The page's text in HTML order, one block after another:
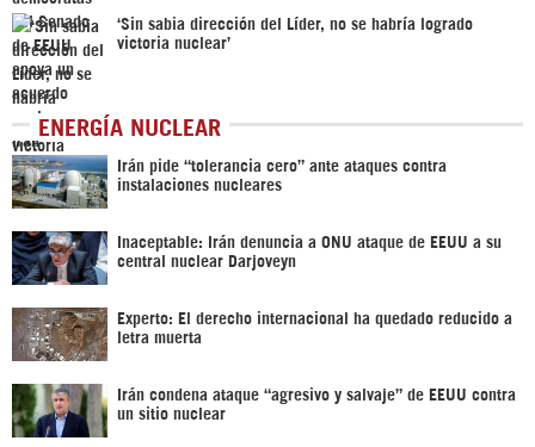
‘Sin sabia dirección del Líder, no se habría logrado
victoria nuclear’
ENERGÍA NUCLEAR
Irán pide “tolerancia cero” ante ataques contra
instalaciones nucleares
Inaceptable: Irán denuncia a ONU ataque de EEUU a su
central nuclear Darjoveyn
Experto: El derecho internacional ha quedado reducido a
letra muerta
Irán condena ataque “agresivo y salvaje” de EEUU contra
un sitio nuclear